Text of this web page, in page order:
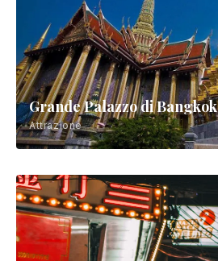
Grande Palazzo di Bangkok
Attrazione